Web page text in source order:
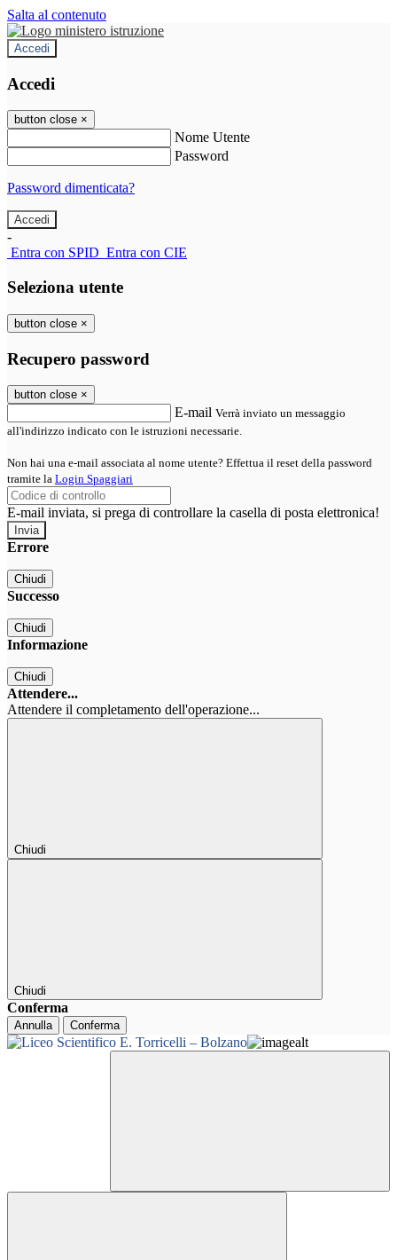
Salta al contenuto
Accedi
Accedi
button close ×
Nome Utente
Password
Password dimenticata?
-
Entra con SPID Entra con CIE
Seleziona utente
button close ×
Recupero password
button close ×
E-mail Verrà inviato un messaggio
all'indirizzo indicato con le istruzioni necessarie.
Non hai una e-mail associata al nome utente? Effettua il reset della password
tramite la Login Spaggiari
E-mail inviata, si prega di controllare la casella di posta elettronica!
Errore
Chiudi
Successo
Chiudi
Informazione
Chiudi
Attendere...
Attendere il completamento dell'operazione...
Chiudi
Chiudi
Conferma
Annulla Conferma